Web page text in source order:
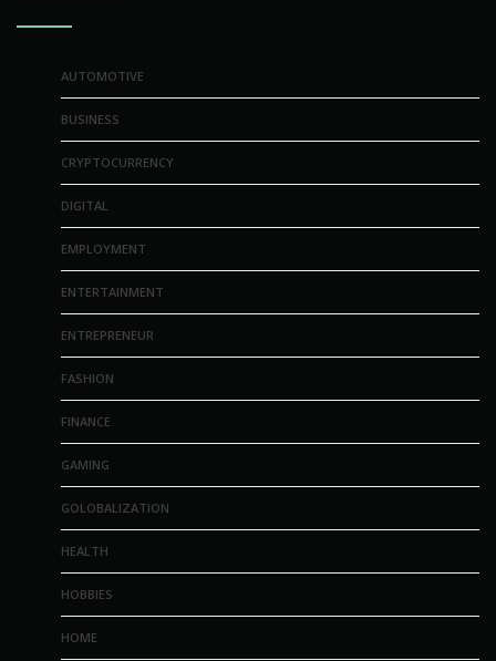
AUTOMOTIVE
BUSINESS
CRYPTOCURRENCY
DIGITAL
EMPLOYMENT
ENTERTAINMENT
ENTREPRENEUR
FASHION
FINANCE
GAMING
GOLOBALIZATION
HEALTH
HOBBIES
HOME